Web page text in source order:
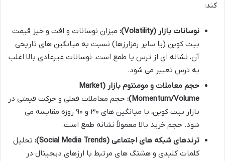
کند:
نوسانات بازار (Volatility):
میزان نوسانات و افت و خیز قیمت
بیت کوین (یا سایر رمزارزها) نسبت به میانگین های تاریخی
آن، نشانه ای از ترس یا طمع است. نوسانات غیرعادی بالا اغلب
به ترس تعبیر می شود.
حجم معاملات و مومنتوم بازار (Market
Momentum/Volume):
حجم معاملات فعلی و حرکت قیمتی در
بازار بیت کوین، با میانگین های ۳۰ و ۹۰ روزه مقایسه می
شود. حجم خرید بالا معمولاً نشانه طمع است.
ترندهای شبکه های اجتماعی (Social Media Trends):
تحلیل
کلمات کلیدی و هشتگ های مرتبط با ارزهای دیجیتال در